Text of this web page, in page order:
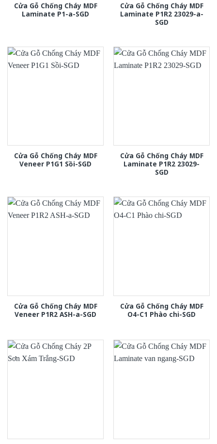
Cửa Gỗ Chống Cháy MDF
Laminate P1-a-SGD
Cửa Gỗ Chống Cháy MDF
Laminate P1R2 23029-a-
SGD
Cửa Gỗ Chống Cháy MDF
Veneer P1G1 Sồi-SGD
Cửa Gỗ Chống Cháy MDF
Laminate P1R2 23029-
SGD
Cửa Gỗ Chống Cháy MDF
Veneer P1R2 ASH-a-SGD
Cửa Gỗ Chống Cháy MDF
O4-C1 Phào chi-SGD